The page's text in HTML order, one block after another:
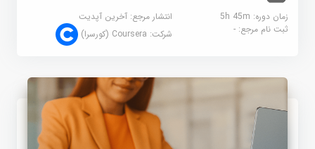
زمان دوره: 5h 45m
انتشار مرجع:آخرین آپدیت
ثبت نام مرجع:- شرکت:Coursera (کورسرا)